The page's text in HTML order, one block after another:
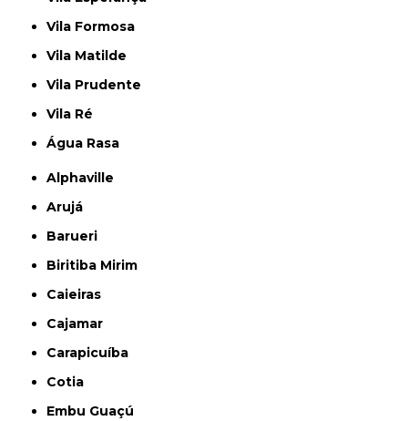
Vila Formosa
Vila Matilde
Vila Prudente
Vila Ré
Água Rasa
Alphaville
Arujá
Barueri
Biritiba Mirim
Caieiras
Cajamar
Carapicuíba
Cotia
Embu Guaçú